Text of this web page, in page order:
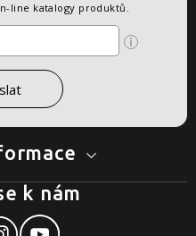
line katalogy produktů.
k nám